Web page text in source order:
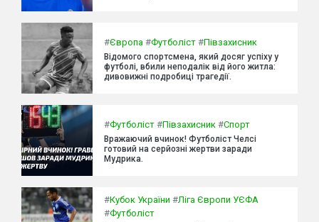
#Європа #Футболіст #Півзахисник
Відомого спортсмена, який досяг успіху у
футболі, вбили неподалік від його житла:
дивовижні подробиці трагедії.
#Футболіст #Півзахисник #Спорт
Вражаючий вчинок! Футболіст Челсі
готовий на серйозні жертви заради
Мудрика.
#Кубок України #Ліга Європи УЄФА
#Футболіст